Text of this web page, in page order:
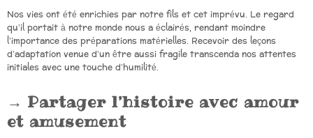
Nos vies ont été enrichies par notre fils et cet imprévu. Le regard
qu’il portait à notre monde nous a éclairés, rendant moindre
l’importance des préparations matérielles. Recevoir des leçons
d’adaptation venue d’un être aussi fragile transcenda nos attentes
initiales avec une touche d’humilité.
Partager l’histoire avec amour
et amusement